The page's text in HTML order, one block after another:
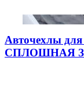
Авточехлы
СПЛОШНАЯ